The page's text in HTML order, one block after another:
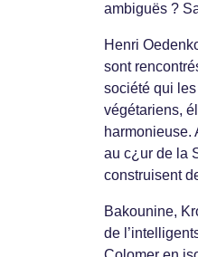
ambiguës ?
Henri
sont
société qui
végétariens,
harmonieuse.
au c¿ur de la
construisent
Bakounine,
de